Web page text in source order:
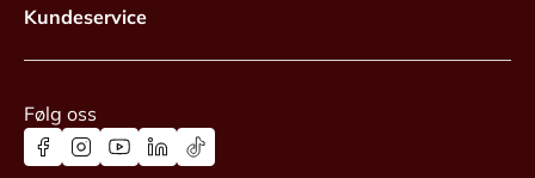
Kundeservice
Følg oss